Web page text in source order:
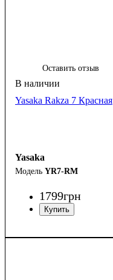
Оставить отзыв
Yasaka Rakza 7 Красная
Yasaka
YR7-RM
1799грн